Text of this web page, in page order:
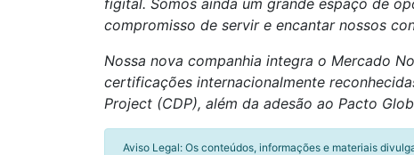
fígital. Somos ainda um grande espaço de
compromisso de servir e encantar nossos
Nossa nova companhia integra o Mercado
certificações internacionalmente
Project (CDP), além da adesão ao Pacto
Aviso Legal: Os conteúdos, informações e materiais